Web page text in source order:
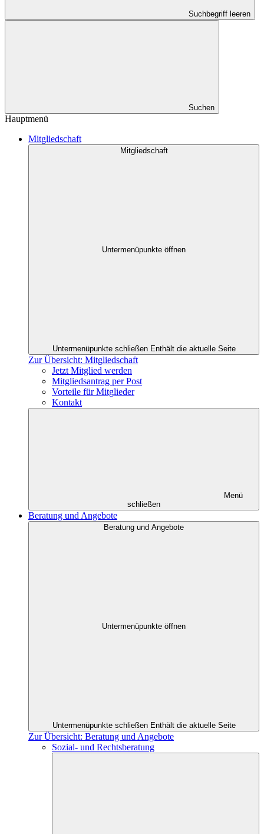
Suchbegriff leeren
Suchen
Hauptmenü
Mitgliedschaft
Mitgliedschaft
Untermenüpunkte öffnen
Untermenüpunkte schließen Enthält die aktuelle Seite
Zur Übersicht: Mitgliedschaft
Jetzt Mitglied werden
Mitgliedsantrag per Post
Vorteile für Mitglieder
Kontakt
Menü
schließen
Beratung und Angebote
Beratung und Angebote
Untermenüpunkte öffnen
Untermenüpunkte schließen Enthält die aktuelle Seite
Zur Übersicht: Beratung und Angebote
Sozial- und Rechtsberatung